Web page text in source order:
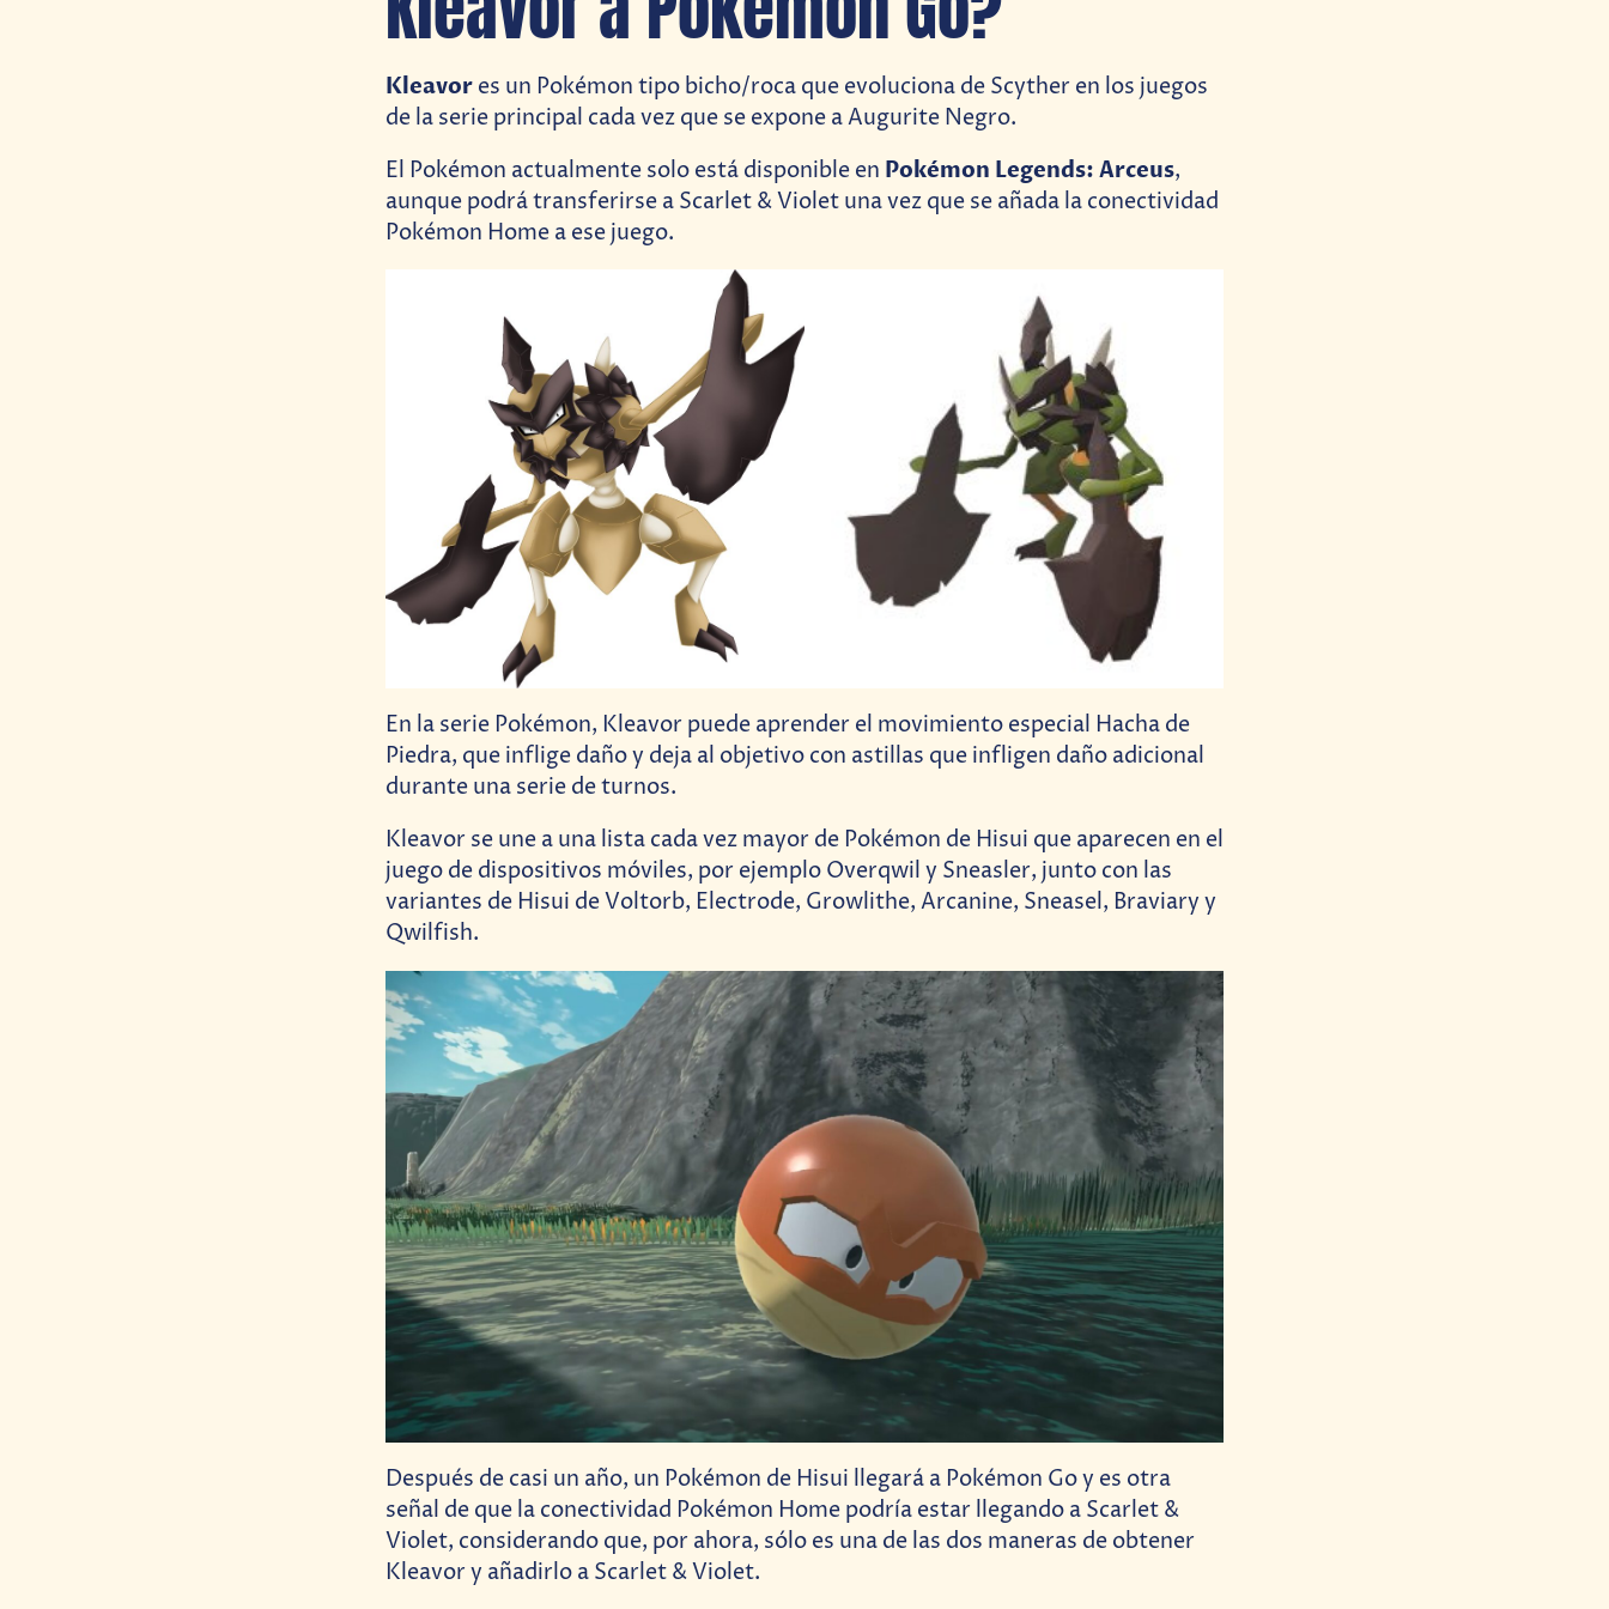
Kleavor es un Pokémon tipo bicho/roca que evoluciona de Scyther en los juegos
de la serie principal cada vez que se expone a Augurite Negro.
El Pokémon actualmente solo está disponible en Pokémon Legends: Arceus,
aunque podrá transferirse a Scarlet & Violet una vez que se añada la conectividad
Pokémon Home a ese juego.
En la serie Pokémon, Kleavor puede aprender el movimiento especial Hacha de
Piedra, que inflige daño y deja al objetivo con astillas que infligen daño adicional
durante una serie de turnos.
Kleavor se une a una lista cada vez mayor de Pokémon de Hisui que aparecen en el
juego de dispositivos móviles, por ejemplo Overqwil y Sneasler, junto con las
variantes de Hisui de Voltorb, Electrode, Growlithe, Arcanine, Sneasel, Braviary y
Qwilfish.
Después de casi un año, un Pokémon de Hisui llegará a Pokémon Go y es otra
señal de que la conectividad Pokémon Home podría estar llegando a Scarlet &
Violet, considerando que, por ahora, sólo es una de las dos maneras de obtener
Kleavor y añadirlo a Scarlet & Violet.